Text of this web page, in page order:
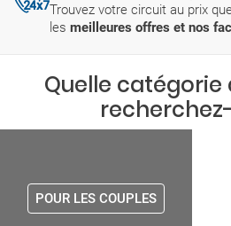
Trouvez votre circuit au prix
les meilleures offres et nos
Quelle catégorie
POUR LES COUPLES